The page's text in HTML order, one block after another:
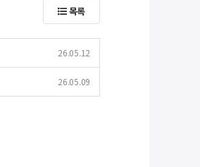
목록
26.05.12
26.05.09